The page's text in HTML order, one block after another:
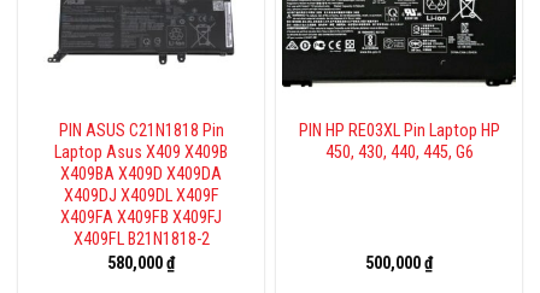
PIN ASUS C21N1818 Pin
Laptop Asus X409 X409B
X409BA X409D X409DA
X409DJ X409DL X409F
X409FA X409FB X409FJ
X409FL B21N1818-2
580,000₫
PIN HP RE03XL Pin Laptop HP
450, 430, 440, 445, G6
500,000₫